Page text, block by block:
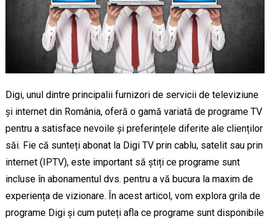
Digi, unul dintre principalii furnizori de servicii de televiziune
și internet din România, oferă o gamă variată de programe TV
pentru a satisface nevoile și preferințele diferite ale clienților
săi. Fie că sunteți abonat la Digi TV prin cablu, satelit sau prin
internet (IPTV), este important să știți ce programe sunt
incluse în abonamentul dvs. pentru a vă bucura la maxim de
experiența de vizionare. În acest articol, vom explora grila de
programe Digi și cum puteți afla ce programe sunt disponibile